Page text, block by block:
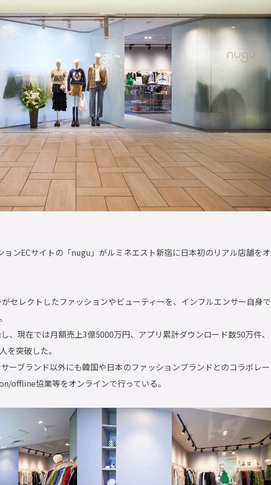
ンECサイトの「nugu」がルミネエスト新宿に日本初のリアル店舗をオ
セレクトしたファッションやビューティーを、インフルエンサー自身で
、現在では月額売上3億5000万円、アプリ累計ダウンロード数50万件、
を突破した。
ーブランド以外にも韓国や日本のファッションブランドとのコラボレー
offline協業等をオンラインで行っている。